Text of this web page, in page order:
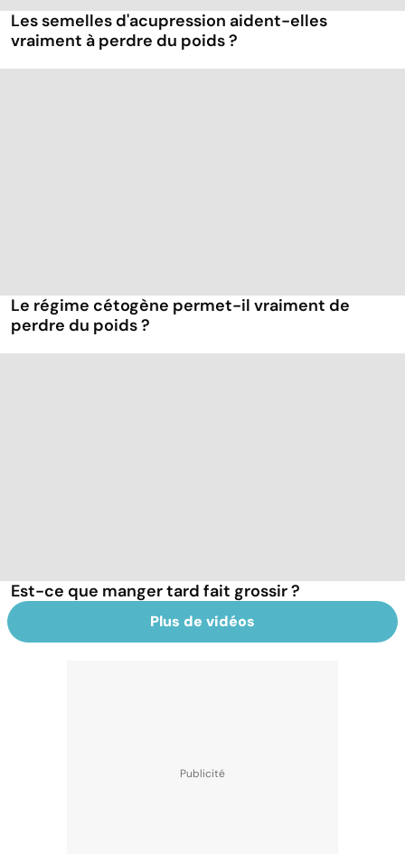
Les semelles d'acupression aident-elles
vraiment à perdre du poids ?
Le régime cétogène permet-il vraiment de
perdre du poids ?
Est-ce que manger tard fait grossir ?
Plus de vidéos